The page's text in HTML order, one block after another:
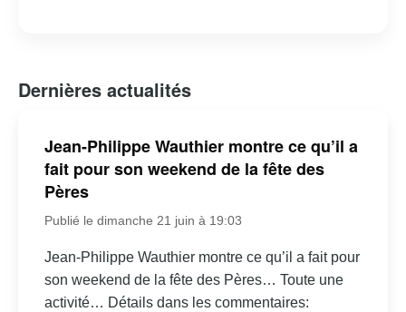
Dernières actualités
Jean-Philippe Wauthier montre ce qu’il a
fait pour son weekend de la fête des
Pères
Publié le dimanche 21 juin à 19:03
Jean-Philippe Wauthier montre ce qu’il a fait pour
son weekend de la fête des Pères… Toute une
activité… Détails dans les commentaires: